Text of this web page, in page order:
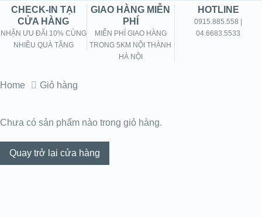
CHECK-IN TẠI
CỬA HÀNG
NHẬN ƯU ĐÃI 10% CÙNG
NHIỀU QUÀ TẶNG
GIAO HÀNG MIỄN
PHÍ
MIỄN PHÍ GIAO HÀNG
TRONG 5KM NỘI THÀNH
HÀ NỘI
HOTLINE
0915.885.558 |
04.6683.5533
Home Giỏ hàng
Chưa có sản phẩm nào trong giỏ hàng.
Quay trở lại cửa hàng